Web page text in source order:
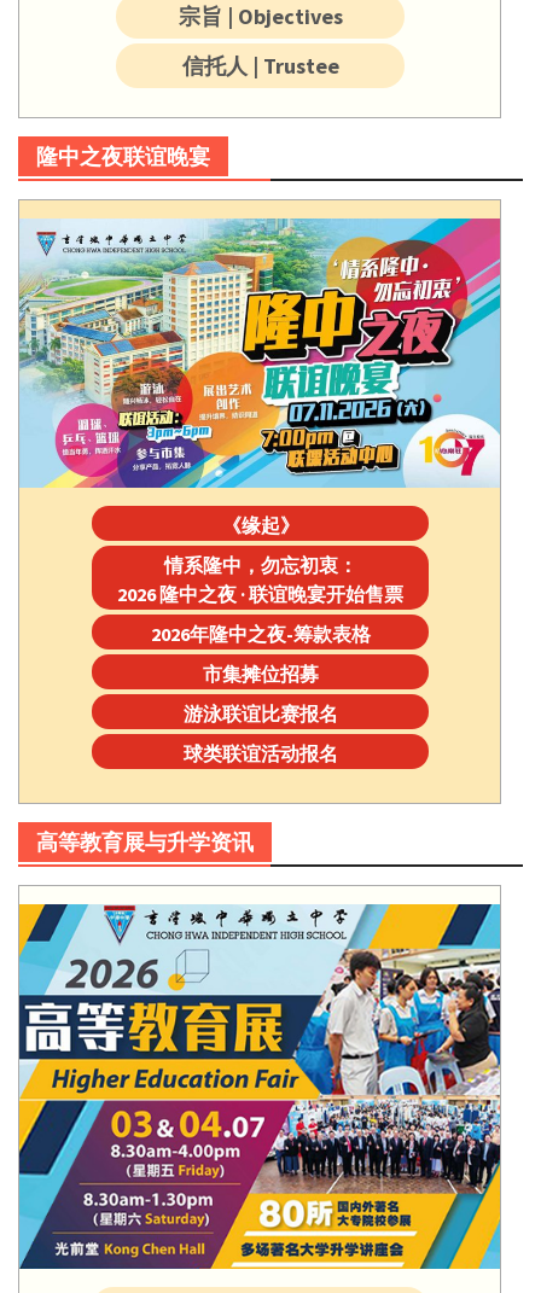
宗旨 | Objectives
信托人 | Trustee
隆中之夜联谊晚宴
《缘起》
情系隆中，勿忘初衷：
2026 隆中之夜 · 联谊晚宴开始售票
2026年隆中之夜-筹款表格
市集摊位招募
游泳联谊比赛报名
球类联谊活动报名
高等教育展与升学资讯